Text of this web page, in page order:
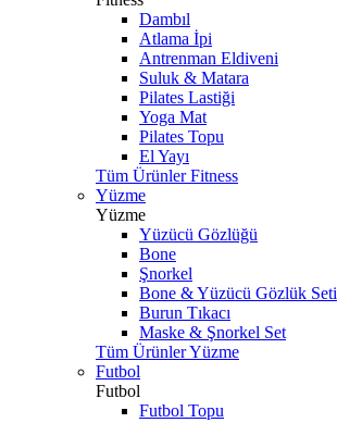
Dambıl
Atlama İpi
Antrenman Eldiveni
Suluk & Matara
Pilates Lastiği
Yoga Mat
Pilates Topu
El Yayı
Tüm Ürünler Fitness
Yüzme
Yüzme
Yüzücü Gözlüğü
Bone
Şnorkel
Bone & Yüzücü Gözlük Seti
Burun Tıkacı
Maske & Şnorkel Set
Tüm Ürünler Yüzme
Futbol
Futbol
Futbol Topu